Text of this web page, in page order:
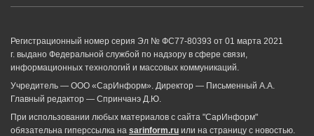
Регистрационный номер серия Эл № ФС77-80393 от 01 марта 2021
г. выдано Федеральной службой по надзору в сфере связи,
информационных технологий и массовых коммуникаций.
Учредитель — ООО «СарИнформ». Директор — Письменный А.А.
Главный редактор — Спринчанэ Д.Ю.
При использовании любых материалов с сайта "СарИнформ"
обязательна гиперссылка на sarinform.ru или на страницу с новостью.